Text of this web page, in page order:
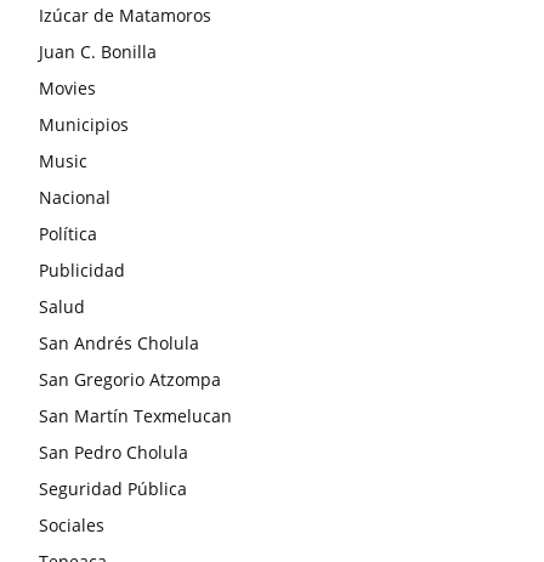
Izúcar de Matamoros
Juan C. Bonilla
Movies
Municipios
Music
Nacional
Política
Publicidad
Salud
San Andrés Cholula
San Gregorio Atzompa
San Martín Texmelucan
San Pedro Cholula
Seguridad Pública
Sociales